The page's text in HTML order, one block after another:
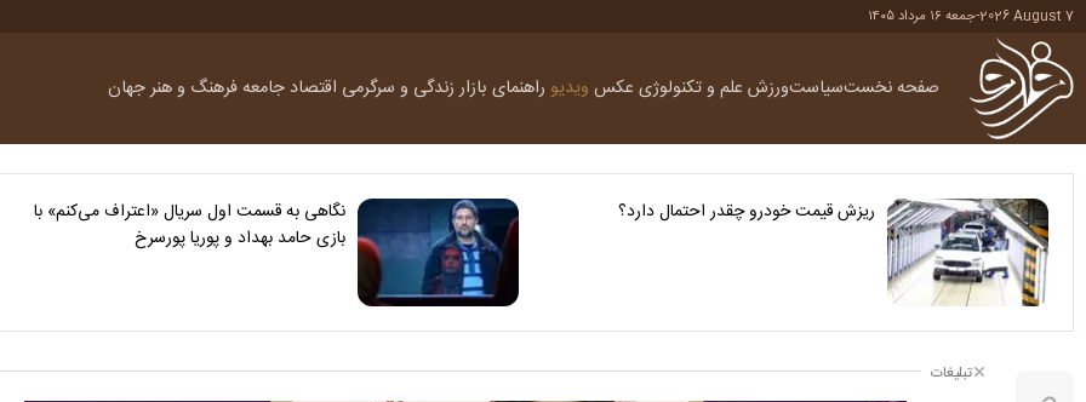
2026 August 7
-جمعه ۱۶ مرداد ۱۴۰۵
صفحه نخستسیاستورزش علم و تکنولوژی عکس ویدیو راهنمای بازارزندگی و سرگرمی اقتصاد جامعهفرهنگ و هنرجهان
ریزش قیمت خودرو چقدر احتمال دارد؟
نگاهی به قسمت اول سریال «اعتراف می‌کنم» با
بازی حامد بهداد و پوریا پورسرخ
تبلیغات